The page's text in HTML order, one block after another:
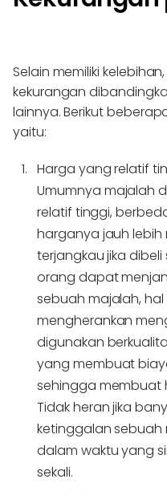
Selain memiliki
kekurangan
lainnya. Berikut
yaitu:
Harga yang relatif
Umumnya majalah
relatif tinggi,
harganya jauh lebih
terjangkau jika
orang dapat
sebuah majalah,
mengherankan
digunakan
yang membuat
sehingga membuat
Tidak heran jika
ketinggalan
dalam waktu yang
sekali.